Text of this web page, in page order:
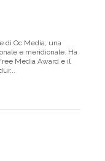
di Oc Media, una
e meridionale. Ha
Media Award e il